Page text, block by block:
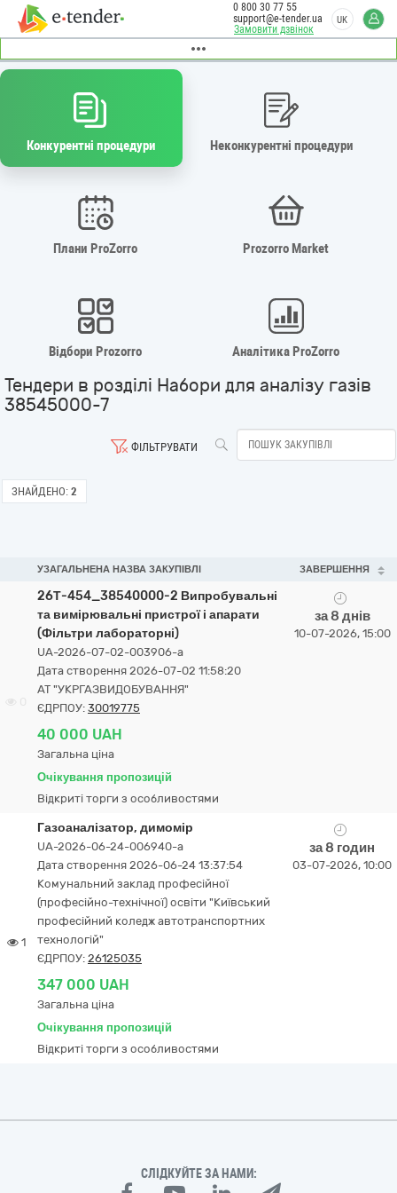
Замовити дзвінок
0 800 30 77 55
support@e-tender.ua
UK
Конкурентні процедури Неконкурентні процедури
Плани ProZorro Prozorro Market
Відбори Prozorro Аналітика ProZorro
Тендери в розділі Набори для аналізу газів
38545000-7
ФІЛЬТРУВАТИ
ЗНАЙДЕНО: 2
УЗАГАЛЬНЕНА НАЗВА ЗАКУПІВЛІ ЗАВЕРШЕННЯ
26Т-454_38540000-2 Випробувальні
та вимірювальні пристрої і апарати
(Фільтри лабораторні)
UA-2026-07-02-003906-a
Дата створення 2026-07-02 11:58:20
АТ "УКРГАЗВИДОБУВАННЯ"
ЄДРПОУ: 30019775
40 000 UAH
Загальна ціна
Очікування пропозицій
Відкриті торги з особливостями
за 8 днів
10-07-2026, 15:00
1
Газоаналізатор, димомір
UA-2026-06-24-006940-a
Дата створення 2026-06-24 13:37:54
Комунальний заклад професійної
(професійно-технічної) освіти "Київський
професійний коледж автотранспортних
технологій"
ЄДРПОУ: 26125035
347 000 UAH
Загальна ціна
Очікування пропозицій
Відкриті торги з особливостями
за 8 годин
03-07-2026, 10:00
СЛІДКУЙТЕ ЗА НАМИ: